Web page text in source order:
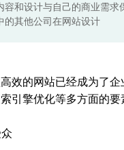
和设计与自己的商业需
的其他公司在网站设计
效的网站已经成为了
引擎优化等多方面的